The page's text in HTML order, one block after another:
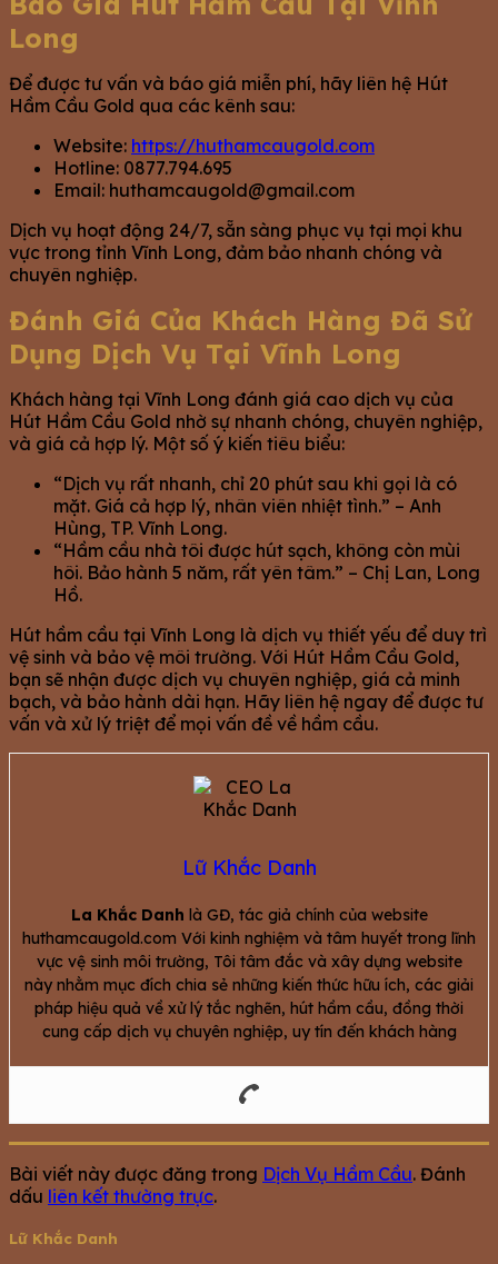
Long
Để được tư vấn và báo giá miễn phí, hãy liên hệ Hút
Hầm Cầu Gold qua các kênh sau:
Website: https://huthamcaugold.com
Hotline: 0877.794.695
Email: huthamcaugold@gmail.com
Dịch vụ hoạt động 24/7, sẵn sàng phục vụ tại mọi khu
vực trong tỉnh Vĩnh Long, đảm bảo nhanh chóng và
chuyên nghiệp.
Đánh Giá Của Khách Hàng Đã Sử
Dụng Dịch Vụ Tại Vĩnh Long
Khách hàng tại Vĩnh Long đánh giá cao dịch vụ của
Hút Hầm Cầu Gold nhờ sự nhanh chóng, chuyên nghiệp,
và giá cả hợp lý. Một số ý kiến tiêu biểu:
“Dịch vụ rất nhanh, chỉ 20 phút sau khi gọi là có
mặt. Giá cả hợp lý, nhân viên nhiệt tình.” – Anh
Hùng, TP. Vĩnh Long.
“Hầm cầu nhà tôi được hút sạch, không còn mùi
hôi. Bảo hành 5 năm, rất yên tâm.” – Chị Lan, Long
Hồ.
Hút hầm cầu tại Vĩnh Long là dịch vụ thiết yếu để duy trì
vệ sinh và bảo vệ môi trường. Với Hút Hầm Cầu Gold,
bạn sẽ nhận được dịch vụ chuyên nghiệp, giá cả minh
bạch, và bảo hành dài hạn. Hãy liên hệ ngay để được tư
vấn và xử lý triệt để mọi vấn đề về hầm cầu.
Lữ Khắc Danh
La Khắc Danh là GĐ, tác giả chính của website
huthamcaugold.com Với kinh nghiệm và tâm huyết trong lĩnh
vực vệ sinh môi trường, Tôi tâm đắc và xây dựng website
này nhằm mục đích chia sẻ những kiến thức hữu ích, các giải
pháp hiệu quả về xử lý tắc nghẽn, hút hầm cầu, đồng thời
cung cấp dịch vụ chuyên nghiệp, uy tín đến khách hàng
Bài viết này được đăng trong Dịch Vụ Hầm Cầu. Đánh
dấu liên kết thường trực.
Lữ Khắc Danh